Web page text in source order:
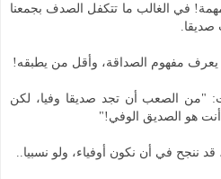
في الغالب ما تتكفل الصدف بجمعنا
يعرف مفهوم الصداقة، وأقل من يطبقه!
"من الصعب أن تجد صديقا وفيا، لكن
هو الصديق الوفي!"
قد ننجح في أن نكون أوفياء، ولو نسبيا..